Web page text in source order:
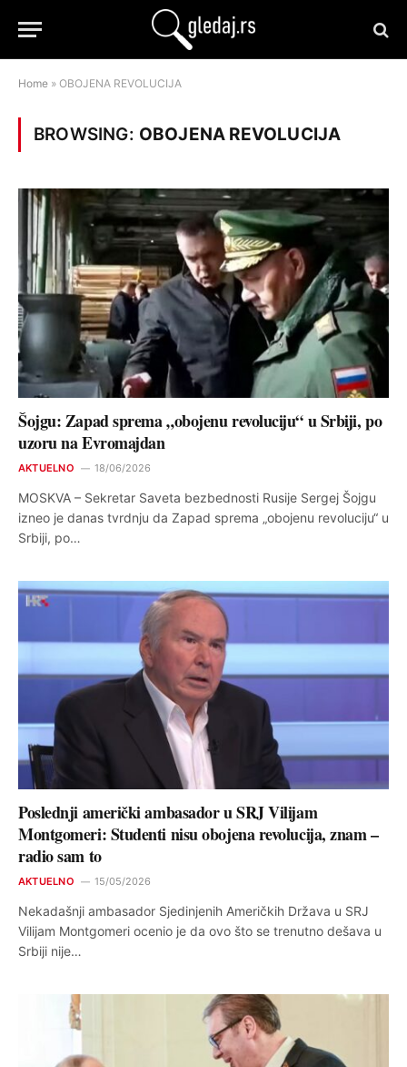
Home » OBOJENA REVOLUCIJA
BROWSING: OBOJENA REVOLUCIJA
Šojgu: Zapad sprema „obojenu revoluciju“ u Srbiji, po
uzoru na Evromajdan
AKTUELNO 18/06/2026
MOSKVA – Sekretar Saveta bezbednosti Rusije Sergej Šojgu
izneo je danas tvrdnju da Zapad sprema „obojenu revoluciju“ u
Srbiji, po…
Poslednji američki ambasador u SRJ Vilijam
Montgomeri: Studenti nisu obojena revolucija, znam –
radio sam to
AKTUELNO 15/05/2026
Nekadašnji ambasador Sjedinjenih Američkih Država u SRJ
Vilijam Montgomeri ocenio je da ovo što se trenutno dešava u
Srbiji nije…